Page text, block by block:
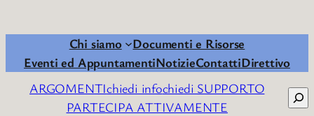
Chi siamo
Documenti e Risorse
Eventi ed AppuntamentiNotizieContattiDirettivo
ARGOMENTIchiedi infochiedi SUPPORTO
PARTECIPA ATTIVAMENTE